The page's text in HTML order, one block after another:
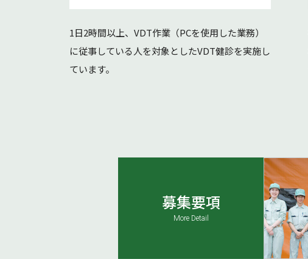
1日2時間以上、VDT作業（PCを使用した業務）
に従事している人を対象としたVDT健診を実施し
ています。
募集要項
More Detail